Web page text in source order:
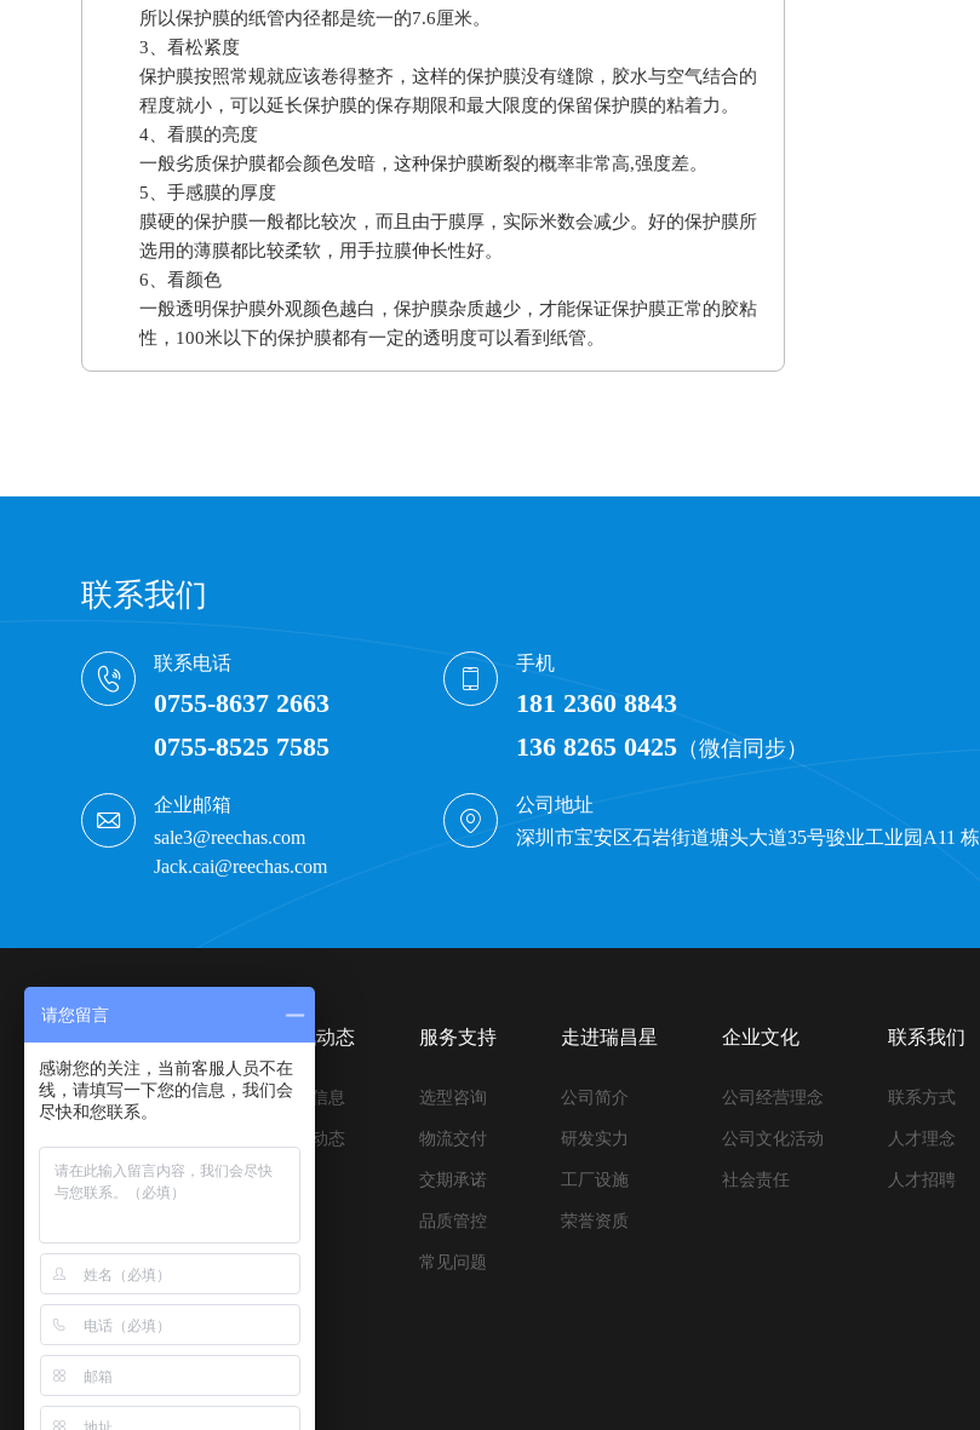
所以保护膜的纸管内径都是统一的7.6厘米。
3、看松紧度
保护膜按照常规就应该卷得整齐，这样的保护膜没有缝隙，胶水与空气结合的
程度就小，可以延长保护膜的保存期限和最大限度的保留保护膜的粘着力。
4、看膜的亮度
一般劣质保护膜都会颜色发暗，这种保护膜断裂的概率非常高,强度差。
5、手感膜的厚度
膜硬的保护膜一般都比较次，而且由于膜厚，实际米数会减少。好的保护膜所
选用的薄膜都比较柔软，用手拉膜伸长性好。
6、看颜色
一般透明保护膜外观颜色越白，保护膜杂质越少，才能保证保护膜正常的胶粘
性，100米以下的保护膜都有一定的透明度可以看到纸管。
联系我们
联系电话
0755-8637 2663
0755-8525 7585
手机
181 2360 8843
136 8265 0425（微信同步）
企业邮箱
sale3@reechas.com
Jack.cai@reechas.com
公司地址
深圳市宝安区石岩街道塘头大道35号骏业工业园A11 栋
压合与离型材料
胶带&保护膜制品
新能源材料
资讯动态
行业信息
公司动态
服务支持
选型咨询
物流交付
交期承诺
品质管控
常见问题
走进瑞昌星
公司简介
研发实力
工厂设施
荣誉资质
企业文化
公司经营理念
公司文化活动
社会责任
联系我们
联系方式
人才理念
人才招聘
请您留言
感谢您的关注，当前客服人员不在
线，请填写一下您的信息，我们会
尽快和您联系。